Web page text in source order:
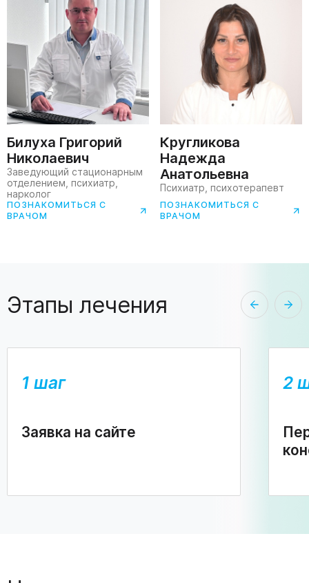
Билуха Григорий
Николаевич
Заведующий стационарным
отделением, психиатр,
нарколог
ПОЗНАКОМИТЬСЯ С
ВРАЧОМ
Кругликова
Надежда
Анатольевна
Психиатр, психотерапевт
ПОЗНАКОМИТЬСЯ С
ВРАЧОМ
Этапы лечения
1 шаг
Заявка на сайте
2